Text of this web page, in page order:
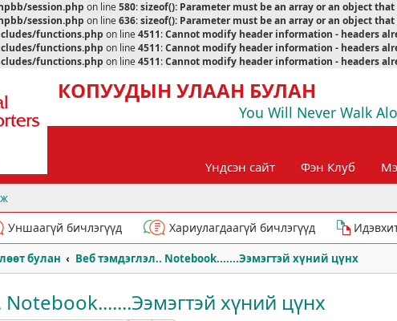
session.php on line580:sizeof(): Parameter must be an array or an object
session.php on line636:sizeof(): Parameter must be an array or an object
functions.php on line4511:Cannot modify header information - headers
functions.php on line4511:Cannot modify header information - headers
functions.php on line4511:Cannot modify header information - headers
КОПУУДЫН УЛААН БУЛАН
You Will Never Walk
Үндсэн сайт Фэн Клуб
Уншаагүй бичлэгүүд Хариулагдаагүй бичлэгүүд
булан Веб тэмдэглэл.. Notebook.......Ээмэгтэй хүний цүнх
Notebook.......Ээмэгтэй хүний цүнх